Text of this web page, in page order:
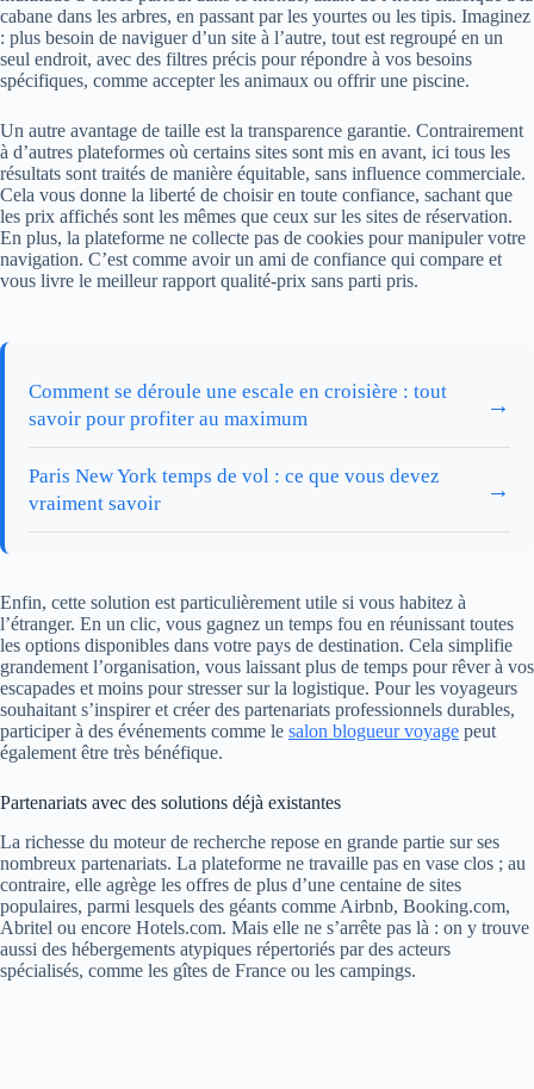
cabane dans les arbres, en passant par les yourtes ou les tipis. Imaginez
: plus besoin de naviguer d’un site à l’autre, tout est regroupé en un
seul endroit, avec des filtres précis pour répondre à vos besoins
spécifiques, comme accepter les animaux ou offrir une piscine.
Un autre avantage de taille est la transparence garantie. Contrairement
à d’autres plateformes où certains sites sont mis en avant, ici tous les
résultats sont traités de manière équitable, sans influence commerciale.
Cela vous donne la liberté de choisir en toute confiance, sachant que
les prix affichés sont les mêmes que ceux sur les sites de réservation.
En plus, la plateforme ne collecte pas de cookies pour manipuler votre
navigation. C’est comme avoir un ami de confiance qui compare et
vous livre le meilleur rapport qualité-prix sans parti pris.
Comment se déroule une escale en croisière : tout
savoir pour profiter au maximum
→
Paris New York temps de vol : ce que vous devez
vraiment savoir
→
Enfin, cette solution est particulièrement utile si vous habitez à
l’étranger. En un clic, vous gagnez un temps fou en réunissant toutes
les options disponibles dans votre pays de destination. Cela simplifie
grandement l’organisation, vous laissant plus de temps pour rêver à vos
escapades et moins pour stresser sur la logistique. Pour les voyageurs
souhaitant s’inspirer et créer des partenariats professionnels durables,
participer à des événements comme le salon blogueur voyage peut
également être très bénéfique.
Partenariats avec des solutions déjà existantes
La richesse du moteur de recherche repose en grande partie sur ses
nombreux partenariats. La plateforme ne travaille pas en vase clos ; au
contraire, elle agrège les offres de plus d’une centaine de sites
populaires, parmi lesquels des géants comme Airbnb, Booking.com,
Abritel ou encore Hotels.com. Mais elle ne s’arrête pas là : on y trouve
aussi des hébergements atypiques répertoriés par des acteurs
spécialisés, comme les gîtes de France ou les campings.